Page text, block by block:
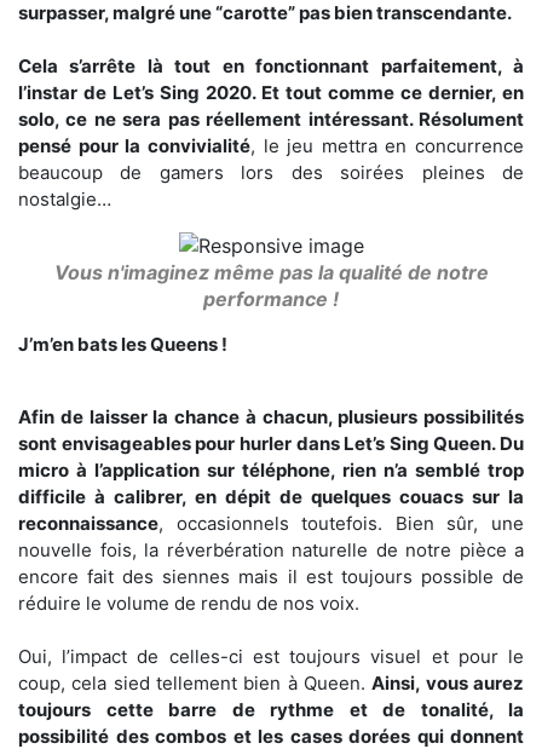
surpasser, malgré une “carotte” pas bien transcendante.
Cela s’arrête là tout en fonctionnant parfaitement, à
l’instar de Let’s Sing 2020. Et tout comme ce dernier, en
solo, ce ne sera pas réellement intéressant. Résolument
pensé pour la convivialité, le jeu mettra en concurrence
beaucoup de gamers lors des soirées pleines de
nostalgie…
Vous n'imaginez même pas la qualité de notre
performance !
J’m’en bats les Queens !
Afin de laisser la chance à chacun, plusieurs possibilités
sont envisageables pour hurler dans Let’s Sing Queen. Du
micro à l’application sur téléphone, rien n’a semblé trop
difficile à calibrer, en dépit de quelques couacs sur la
reconnaissance, occasionnels toutefois. Bien sûr, une
nouvelle fois, la réverbération naturelle de notre pièce a
encore fait des siennes mais il est toujours possible de
réduire le volume de rendu de nos voix.
Oui, l’impact de celles-ci est toujours visuel et pour le
coup, cela sied tellement bien à Queen.Ainsi, vous aurez
toujours cette barre de rythme et de tonalité, la
possibilité des combos et les cases dorées qui donnent